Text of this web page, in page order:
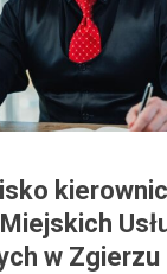
w Zgierzu